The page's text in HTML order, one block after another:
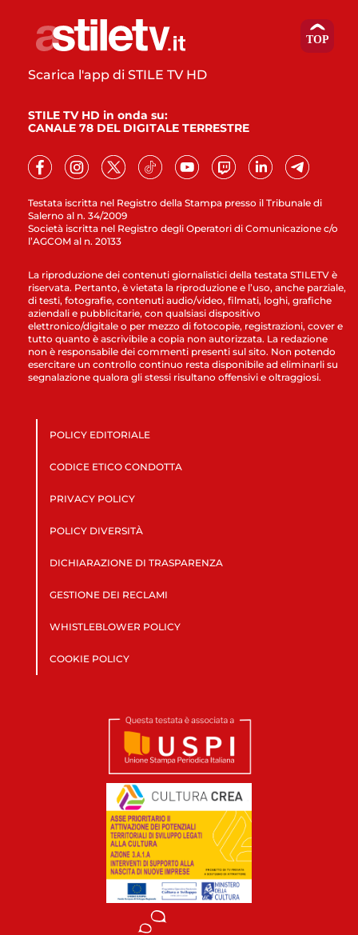
Testata iscritta nel Registro della Stampa presso il Tribunale di
Salerno al n. 34/2009
Società iscritta nel Registro degli Operatori di Comunicazione c/o
l’AGCOM al n. 20133
Scarica l'app di STILE TV HD
STILE TV HD in onda su:
CANALE 78 DEL DIGITALE TERRESTRE
La riproduzione dei contenuti giornalistici della testata STILETV è
riservata. Pertanto, è vietata la riproduzione e l’uso, anche parziale,
di testi, fotografie, contenuti audio/video, filmati, loghi, grafiche
aziendali e pubblicitarie, con qualsiasi dispositivo
elettronico/digitale o per mezzo di fotocopie, registrazioni, cover e
tutto quanto è ascrivibile a copia non autorizzata. La redazione
non è responsabile dei commenti presenti sul sito. Non potendo
esercitare un controllo continuo resta disponibile ad eliminarli su
segnalazione qualora gli stessi risultano offensivi e oltraggiosi.
POLICY EDITORIALE
CODICE ETICO CONDOTTA
PRIVACY POLICY
POLICY DIVERSITÀ
DICHIARAZIONE DI TRASPARENZA
GESTIONE DEI RECLAMI
WHISTLEBLOWER POLICY
COOKIE POLICY